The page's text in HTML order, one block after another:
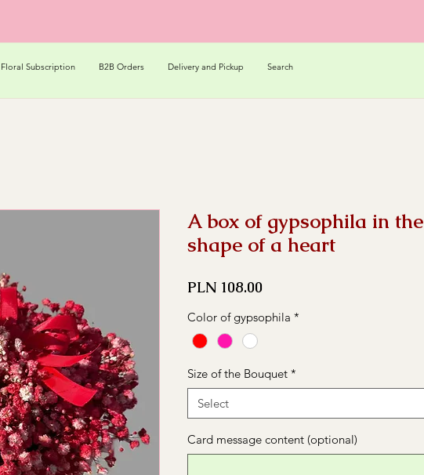
Floral Subscription B2B Orders Delivery and Pickup Search
A box of gypsophila in the
shape of a heart
PLN 108.00
Color of gypsophila *
Size of the Bouquet *
Select
Card message content (optional)